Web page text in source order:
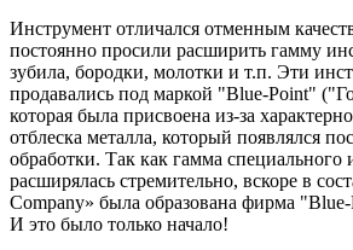
Инструмент отличался отменным
постоянно просили расширить гамму
зубила, бородки, молотки и т.п. Эти
продавались под маркой "Blue-Point"
которая была присвоена из-за
отблеска металла, который появлялся
обработки. Так как гамма специального
расширялась стремительно, вскоре в
Company» была образована фирма
И это было только начало!